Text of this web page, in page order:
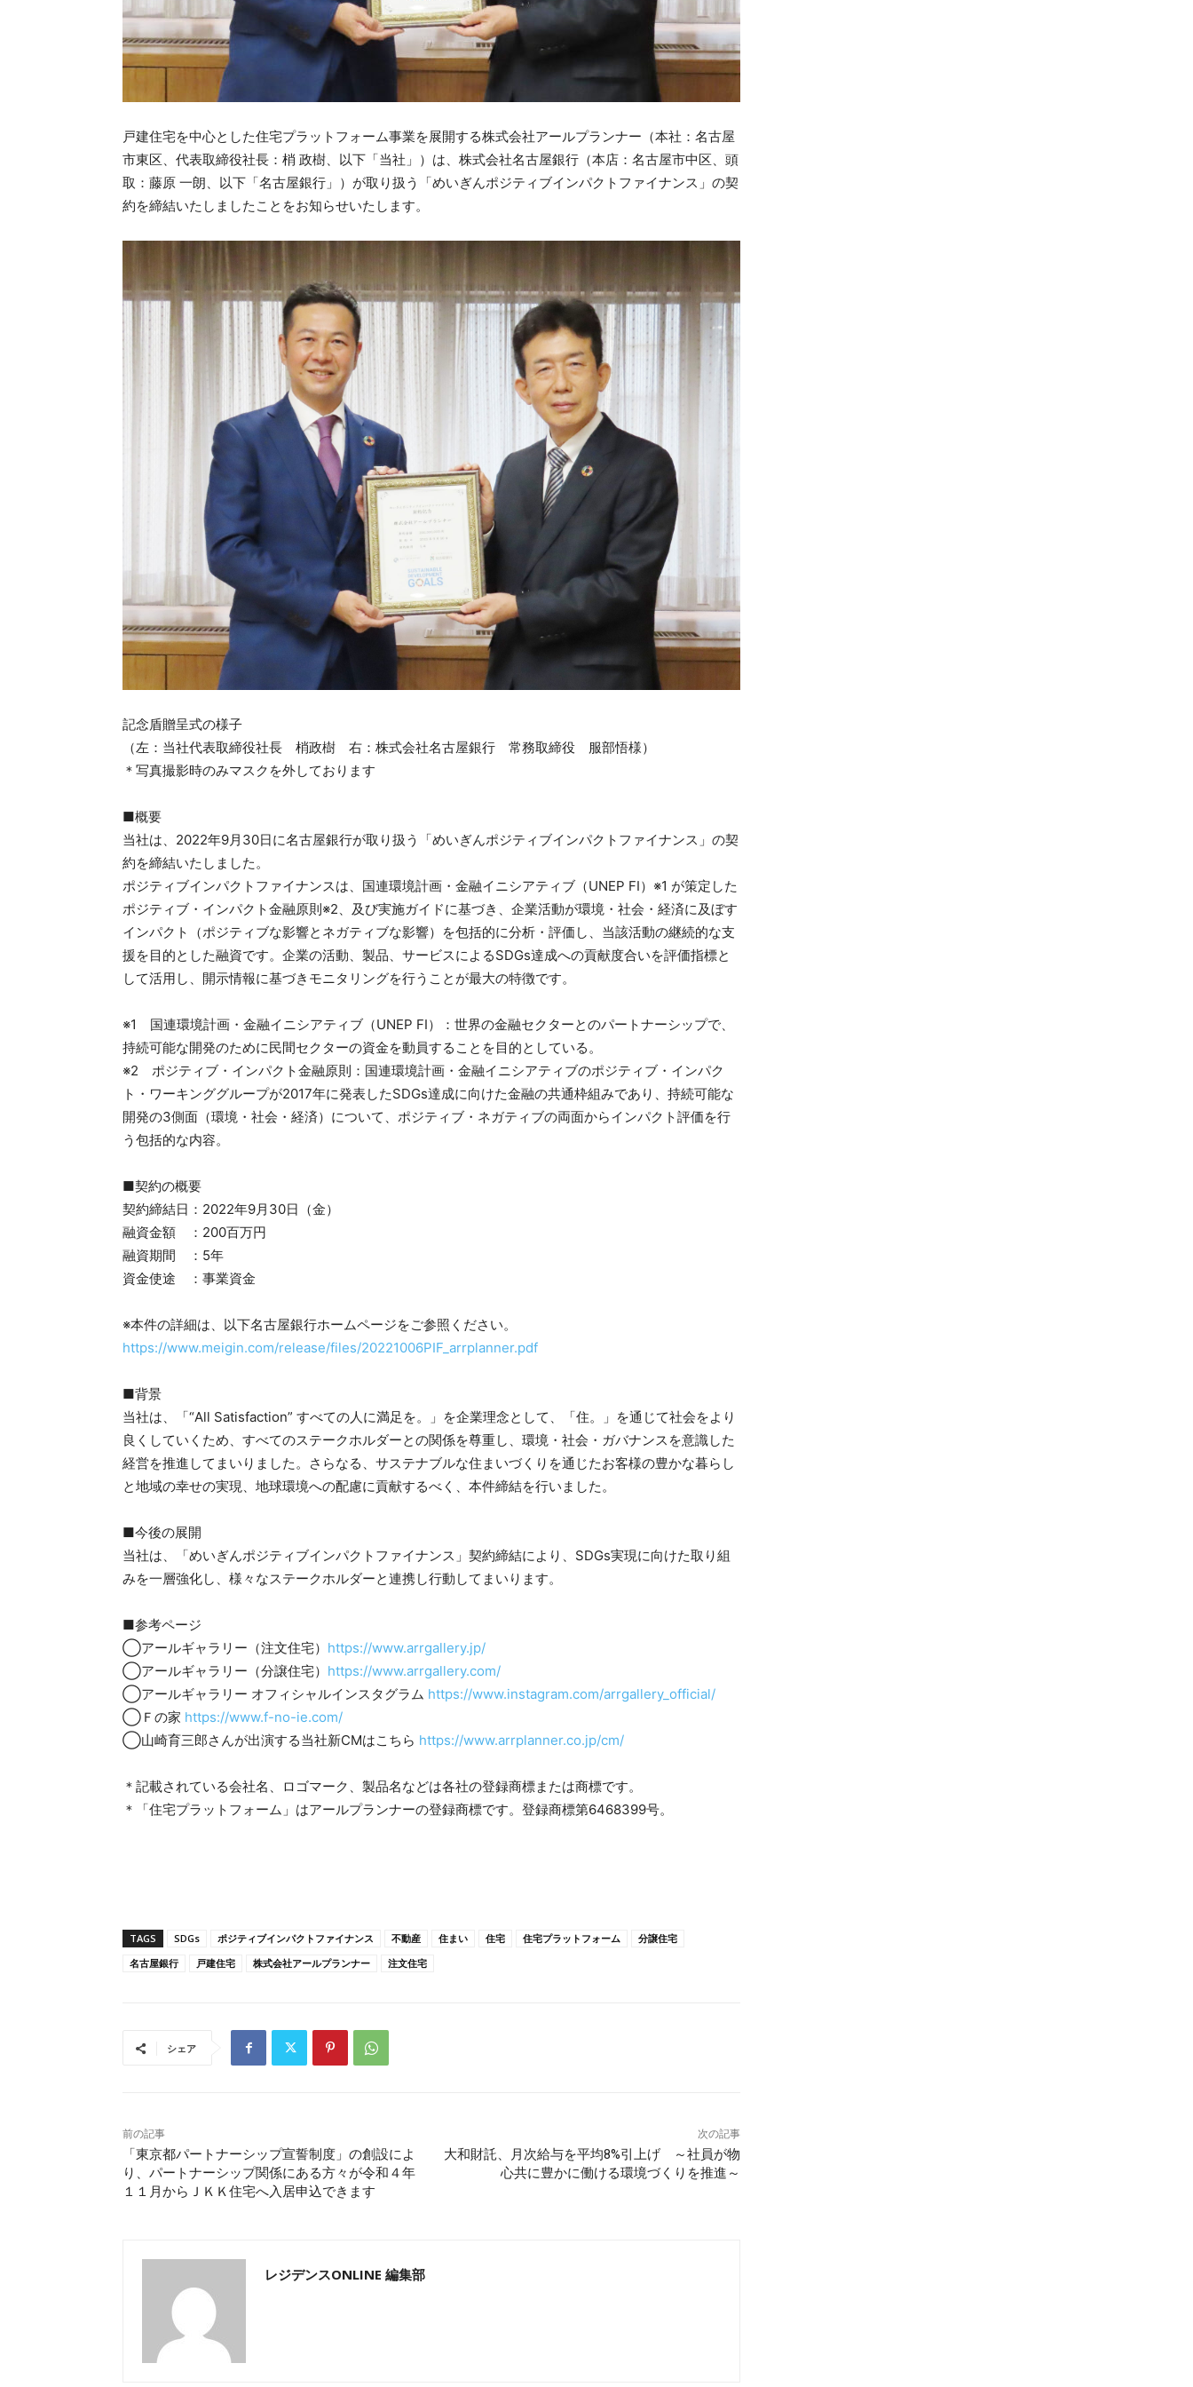
戸建住宅を中心とした住宅プラットフォーム事業を展開する株式会社アールプランナー（本社：名古屋
市東区、代表取締役社長：梢 政樹、以下「当社」）は、株式会社名古屋銀行（本店：名古屋市中区、頭
取：藤原 一朗、以下「名古屋銀行」）が取り扱う「めいぎんポジティブインパクトファイナンス」の契
約を締結いたしましたことをお知らせいたします。
記念盾贈呈式の様子
（左：当社代表取締役社長 梢政樹 右：株式会社名古屋銀行 常務取締役 服部悟様）
＊写真撮影時のみマスクを外しております
■概要
当社は、2022年9月30日に名古屋銀行が取り扱う「めいぎんポジティブインパクトファイナンス」の契
約を締結いたしました。
ポジティブインパクトファイナンスは、国連環境計画・金融イニシアティブ（UNEP FI）※1 が策定した
ポジティブ・インパクト金融原則※2、及び実施ガイドに基づき、企業活動が環境・社会・経済に及ぼす
インパクト（ポジティブな影響とネガティブな影響）を包括的に分析・評価し、当該活動の継続的な支
援を目的とした融資です。企業の活動、製品、サービスによるSDGs達成への貢献度合いを評価指標と
して活用し、開示情報に基づきモニタリングを行うことが最大の特徴です。
※1 国連環境計画・金融イニシアティブ（UNEP FI）：世界の金融セクターとのパートナーシップで、
持続可能な開発のために民間セクターの資金を動員することを目的としている。
※2 ポジティブ・インパクト金融原則：国連環境計画・金融イニシアティブのポジティブ・インパク
ト・ワーキンググループが2017年に発表したSDGs達成に向けた金融の共通枠組みであり、持続可能な
開発の3側面（環境・社会・経済）について、ポジティブ・ネガティブの両面からインパクト評価を行
う包括的な内容。
■契約の概要
契約締結日：2022年9月30日（金）
融資金額 ：200百万円
融資期間 ：5年
資金使途 ：事業資金
※本件の詳細は、以下名古屋銀行ホームページをご参照ください。
https://www.meigin.com/release/files/20221006PIF_arrplanner.pdf
■背景
当社は、「“All Satisfaction” すべての人に満足を。」を企業理念として、「住。」を通じて社会をより
良くしていくため、すべてのステークホルダーとの関係を尊重し、環境・社会・ガバナンスを意識した
経営を推進してまいりました。さらなる、サステナブルな住まいづくりを通じたお客様の豊かな暮らし
と地域の幸せの実現、地球環境への配慮に貢献するべく、本件締結を行いました。
■今後の展開
当社は、「めいぎんポジティブインパクトファイナンス」契約締結により、SDGs実現に向けた取り組
みを一層強化し、様々なステークホルダーと連携し行動してまいります。
■参考ページ
◯アールギャラリー（注文住宅） https://www.arrgallery.jp/
◯アールギャラリー（分譲住宅） https://www.arrgallery.com/
◯アールギャラリー オフィシャルインスタグラム https://www.instagram.com/arrgallery_official/
◯Ｆの家 https://www.f-no-ie.com/
◯山崎育三郎さんが出演する当社新CMはこちら https://www.arrplanner.co.jp/cm/
＊記載されている会社名、ロゴマーク、製品名などは各社の登録商標または商標です。
＊「住宅プラットフォーム」はアールプランナーの登録商標です。登録商標第6468399号。
TAGS SDGs ポジティブインパクトファイナンス 不動産 住まい 住宅 住宅プラットフォーム
分譲住宅
名古屋銀行
戸建住宅 株式会社アールプランナー 注文住宅
シェア
前の記事
「東京都パートナーシップ宣誓制度」の創設によ
り、パートナーシップ関係にある方々が令和４年
１１月からＪＫＫ住宅へ入居申込できます
次の記事
大和財託、月次給与を平均8%引上げ ～社員が物
心共に豊かに働ける環境づくりを推進～
レジデンスONLINE 編集部